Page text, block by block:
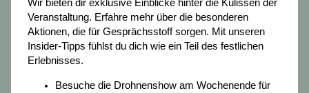
Wir bieten dir exklusive Einblicke hinter die Kulissen der
Veranstaltung. Erfahre mehr über die besonderen
Aktionen, die für Gesprächsstoff sorgen. Mit unseren
Insider-Tipps fühlst du dich wie ein Teil des festlichen
Erlebnisses.
Besuche die Drohnenshow am Wochenende für